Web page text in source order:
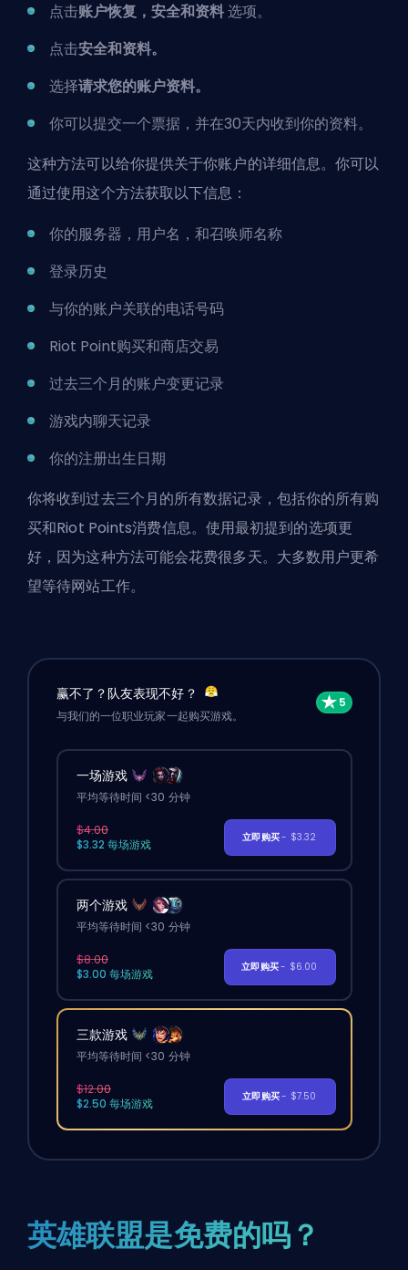
点击账户恢复，安全和资料选项。
点击安全和资料。
选择请求您的账户资料。
你可以提交一个票据，并在30天内收到你的资料。
这种方法可以给你提供关于你账户的详细信息。你可以
通过使用这个方法获取以下信息：
你的服务器，用户名，和召唤师名称
登录历史
与你的账户关联的电话号码
Riot Point购买和商店交易
过去三个月的账户变更记录
游戏内聊天记录
你的注册出生日期
你将收到过去三个月的所有数据记录，包括你的所有购
买和Riot Points消费信息。使用最初提到的选项更
好，因为这种方法可能会花费很多天。大多数用户更希
望等待网站工作。
赢不了？队友表现不好？
与我们的一位职业玩家一起购买游戏。
一场游戏
平均等待时间 <30 分钟
$4.00
$3.32 每场游戏
立即购买- $3.32
两个游戏
平均等待时间 <30 分钟
$8.00
$3.00 每场游戏
立即购买- $6.00
三款游戏
平均等待时间 <30 分钟
$12.00
$2.50 每场游戏
立即购买- $7.50
英雄联盟是免费的吗？